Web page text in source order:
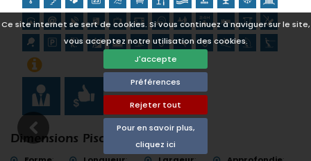
Ce site internet se sert de cookies. Si vous continuez à naviguer sur le site,
vous acceptez notre utilisation des cookies.
J'accepte
Préférences
Rejeter tout
Pour en savoir plus,
cliquez ici
Dimensions Piscine